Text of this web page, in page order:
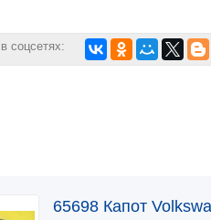
соцсетях:
65698 Капот